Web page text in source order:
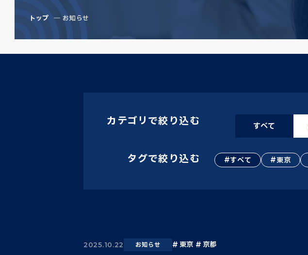
トップ お知らせ
カテゴリで絞り込む すべて
タグで絞り込む すべて 東京
2025.10.22 お知らせ 東京 京都